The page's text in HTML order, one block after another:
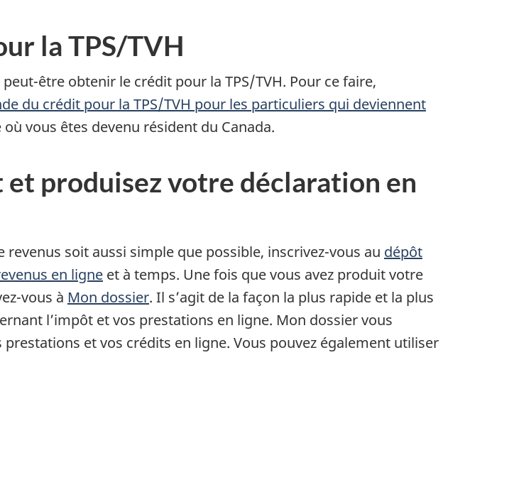
la TPS/TVH
être obtenir le crédit pour la TPS/TVH. Pour ce faire,
du crédit pour la TPS/TVH pour les particuliers qui deviennent
vous êtes devenu résident du Canada.
produisez votre déclaration en
soit aussi simple que possible, inscrivez-vous au dépôt
en ligne et à temps. Une fois que vous avez produit votre
vous à Mon dossier. Il s’agit de la façon la plus rapide et la plus
l’impôt et vos prestations en ligne. Mon dossier vous
et vos crédits en ligne. Vous pouvez également utiliser